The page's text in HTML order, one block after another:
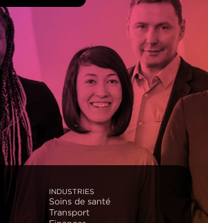
INDUSTRIES
Soins de santé
Transport